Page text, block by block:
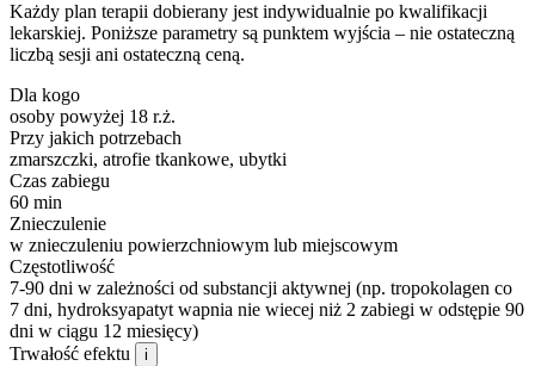
Każdy plan terapii dobierany jest indywidualnie po kwalifikacji
lekarskiej. Poniższe parametry są punktem wyjścia – nie ostateczną
liczbą sesji ani ostateczną ceną.
Dla kogo
osoby powyżej 18 r.ż.
Przy jakich potrzebach
zmarszczki, atrofie tkankowe, ubytki
Czas zabiegu
60 min
Znieczulenie
w znieczuleniu powierzchniowym lub miejscowym
Częstotliwość
7-90 dni w zależności od substancji aktywnej (np. tropokolagen co
7 dni, hydroksyapatyt wapnia nie wiecej niż 2 zabiegi w odstępie 90
dni w ciągu 12 miesięcy)
Trwałość efektu
i